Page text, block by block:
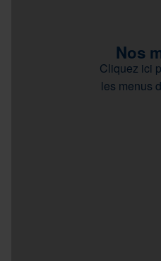
Nos
Cliquez ici
les menus